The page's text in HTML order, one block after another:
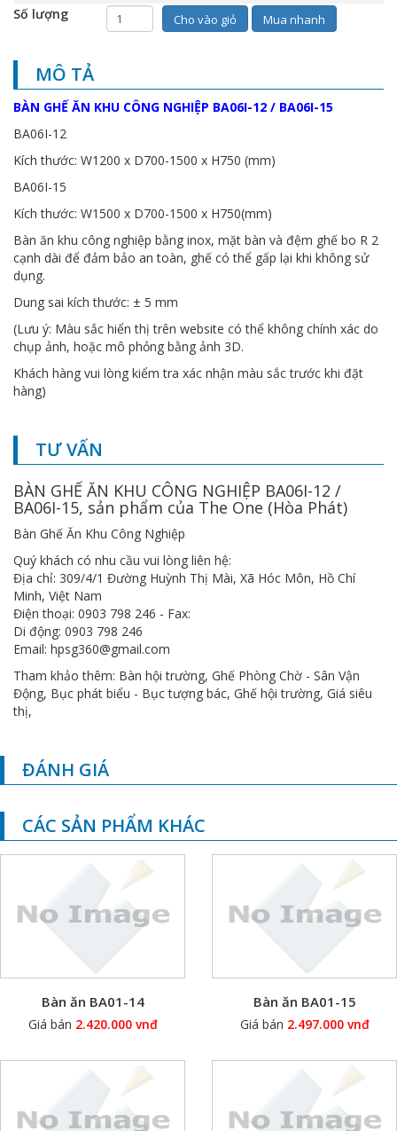
Số lượng Cho vào giỏ Mua nhanh
MÔ TẢ
BÀN GHẾ ĂN KHU CÔNG NGHIỆP BA06I-12 / BA06I-15
BA06I-12
Kích thước: W1200 x D700-1500 x H750 (mm)
BA06I-15
Kích thước: W1500 x D700-1500 x H750(mm)
Bàn ăn khu công nghiệp bằng inox, mặt bàn và đệm ghế bo R 2
cạnh dài để đảm bảo an toàn, ghế có thể gấp lại khi không sử
dụng.
Dung sai kích thước: ± 5 mm
(Lưu ý: Màu sắc hiển thị trên website có thể không chính xác do
chụp ảnh, hoặc mô phỏng bằng ảnh 3D.
Khách hàng vui lòng kiểm tra xác nhận màu sắc trước khi đặt
hàng)
TƯ VẤN
BÀN GHẾ ĂN KHU CÔNG NGHIỆP BA06I-12 /
BA06I-15, sản phẩm của The One (Hòa Phát)
Bàn Ghế Ăn Khu Công Nghiệp
Quý khách có nhu cầu vui lòng liên hệ:
Địa chỉ: 309/4/1 Đường Huỳnh Thị Mài, Xã Hóc Môn, Hồ Chí
Minh, Việt Nam
Điện thoại: 0903 798 246 - Fax:
Di động: 0903 798 246
Email: hpsg360@gmail.com
Tham khảo thêm: Bàn hội trường, Ghế Phòng Chờ - Sân Vận
Động, Bục phát biểu - Bục tượng bác, Ghế hội trường, Giá siêu
thị,
ĐÁNH GIÁ
CÁC SẢN PHẨM KHÁC
Bàn ăn BA01-14
Giá bán 2.420.000 vnđ
Bàn ăn BA01-15
Giá bán 2.497.000 vnđ